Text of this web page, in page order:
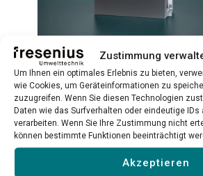
Zustimmung
Um Ihnen ein optimales Erlebnis zu bieten,
wie Cookies, um Geräteinformationen zu
zuzugreifen. Wenn Sie diesen Technologien
Daten wie das Surfverhalten oder eindeutige
verarbeiten. Wenn Sie Ihre Zustimmung nicht
können bestimmte Funktionen beeinträchtigt
Akzeptieren
BioBasic
Plug-and-Play-Biogasanalysator
CH₄, CO₂, H₂S, O₂ und H₂
Mehr erfahren →